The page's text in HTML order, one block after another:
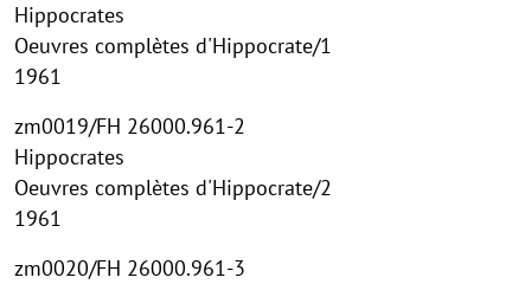
Hippocrates
Oeuvres complètes d'Hippocrate/1
1961
zm0019/FH 26000.961-2
Hippocrates
Oeuvres complètes d'Hippocrate/2
1961
zm0020/FH 26000.961-3